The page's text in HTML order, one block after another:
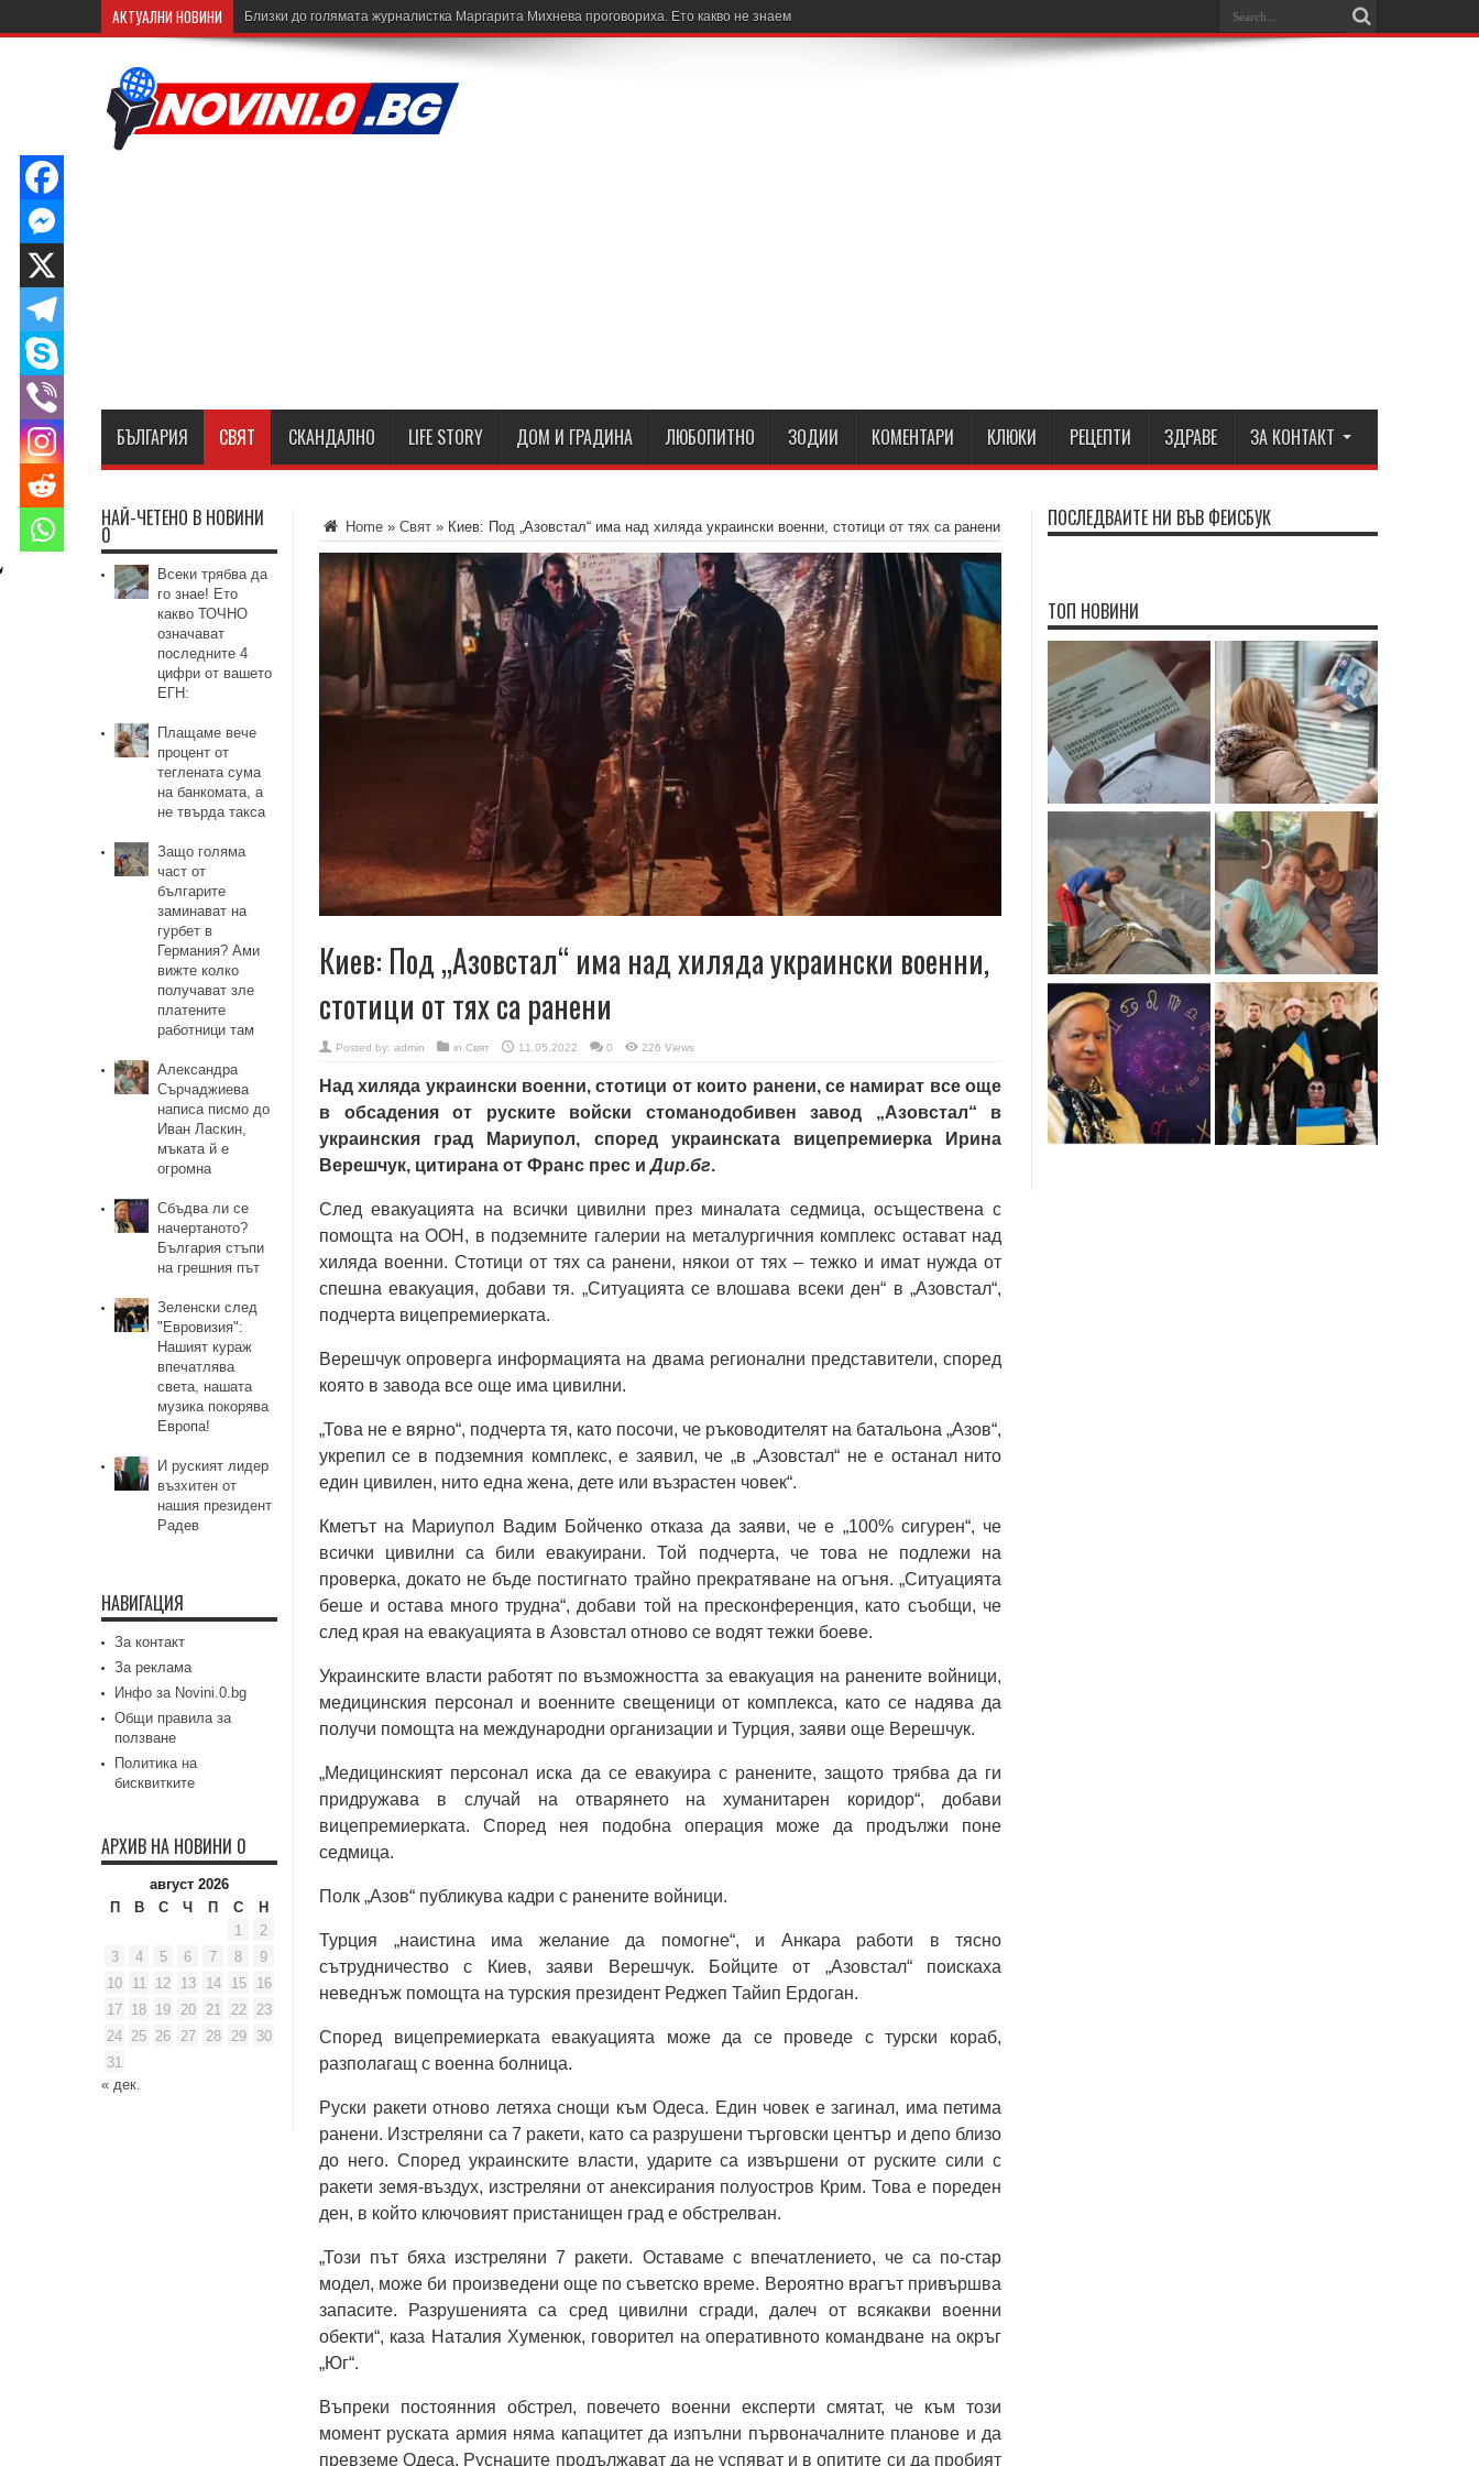
АКТУАЛНИ НОВИНИ Близки до голямата журналистка Маргарита Михнева проговориха. Ето какво не знаем
БЪЛГАРИЯ СВЯТ СКАНДАЛНО LIFE STORY ДОМ И ГРАДИНА ЛЮБОПИТНО ЗОДИИ КОМЕНТАРИ КЛЮКИ РЕЦЕПТИ ЗДРАВЕ ЗА КОНТАКТ
Home » Свят » Киев: Под „Азовстал“ има над хиляда украински военни, стотици от тях са ранени
Киев: Под „Азовстал“ има над хиляда украински военни,
стотици от тях са ранени
Posted by: admin in Свят 11.05.2022 0 226 Views
Над хиляда украински военни, стотици от които ранени, се намират все още
в обсадения от руските войски стоманодобивен завод „Азовстал“ в
украинския град Мариупол, според украинската вицепремиерка Ирина
Верешчук, цитирана от Франс прес иДир.бг.
След евакуацията на всички цивилни през миналата седмица, осъществена с
помощта на ООН, в подземните галерии на металургичния комплекс остават над
хиляда военни. Стотици от тях са ранени, някои от тях – тежко и имат нужда от
спешна евакуация, добави тя. „Ситуацията се влошава всеки ден“ в „Азовстал“,
подчерта вицепремиерката.
Верешчук опроверга информацията на двама регионални представители, според
която в завода все още има цивилни.
„Това не е вярно“, подчерта тя, като посочи, че ръководителят на батальона „Азов“,
укрепил се в подземния комплекс, е заявил, че „в „Азовстал“ не е останал нито
един цивилен, нито една жена, дете или възрастен човек“.
Кметът на Мариупол Вадим Бойченко отказа да заяви, че е „100% сигурен“, че
всички цивилни са били евакуирани. Той подчерта, че това не подлежи на
проверка, докато не бъде постигнато трайно прекратяване на огъня. „Ситуацията
беше и остава много трудна“, добави той на пресконференция, като съобщи, че
след края на евакуацията в Азовстал отново се водят тежки боеве.
Украинските власти работят по възможността за евакуация на ранените войници,
медицинския персонал и военните свещеници от комплекса, като се надява да
получи помощта на международни организации и Турция, заяви още Верешчук.
„Медицинският персонал иска да се евакуира с ранените, защото трябва да ги
придружава в случай на отварянето на хуманитарен коридор“, добави
вицепремиерката. Според нея подобна операция може да продължи поне
седмица.
Полк „Азов“ публикува кадри с ранените войници.
Турция „наистина има желание да помогне“, и Анкара работи в тясно
сътрудничество с Киев, заяви Верешчук. Бойците от „Азовстал“ поискаха
неведнъж помощта на турския президент Реджеп Тайип Ердоган.
Според вицепремиерката евакуацията може да се проведе с турски кораб,
разполагащ с военна болница.
Руски ракети отново летяха снощи към Одеса. Един човек е загинал, има петима
ранени. Изстреляни са 7 ракети, като са разрушени търговски център и депо близо
до него. Според украинските власти, ударите са извършени от руските сили с
ракети земя-въздух, изстреляни от анексирания полуостров Крим. Това е пореден
ден, в който ключовият пристанищен град е обстрелван.
„Този път бяха изстреляни 7 ракети. Оставаме с впечатлението, че са по-стар
модел, може би произведени още по съветско време. Вероятно врагът привършва
запасите. Разрушенията са сред цивилни сгради, далеч от всякакви военни
обекти“, каза Наталия Хуменюк, говорител на оперативното командване на окръг
„Юг“.
Въпреки постоянния обстрел, повечето военни експерти смятат, че към този
момент руската армия няма капацитет да изпълни първоначалните планове и да
превземе Одеса. Руснаците продължават да не успяват и в опитите си да пробият
НАЙ-ЧЕТЕНО В НОВИНИ
0
Всеки трябва да
го знае! Ето
какво ТОЧНО
означават
последните 4
цифри от вашето
ЕГН:
Плащаме вече
процент от
теглената сума
на банкомата, а
не твърда такса
Защо голяма
част от
българите
заминават на
гурбет в
Германия? Ами
вижте колко
получават зле
платените
работници там
Александра
Сърчаджиева
написа писмо до
Иван Ласкин,
мъката й е
огромна
Сбъдва ли се
начертаното?
България стъпи
на грешния път
Зеленски след
"Евровизия":
Нашият кураж
впечатлява
света, нашата
музика покорява
Европа!
И руският лидер
възхитен от
нашия президент
Радев
НАВИГАЦИЯ
За контакт
За реклама
Инфо за Novini.0.bg
Общи правила за
ползване
Политика на
бисквитките
АРХИВ НА НОВИНИ 0
август 2026
П
В С Ч П С
Н
1
2
3
4 5 6 7 8
9
10
11 12 13 14 15
16
17 18 19 20 21 22
23
24 25 26 27 28 29
30
31
« дек.
ПОСЛЕДВАЙТЕ НИ ВЪВ ФЕЙСБУК
ТОП НОВИНИ